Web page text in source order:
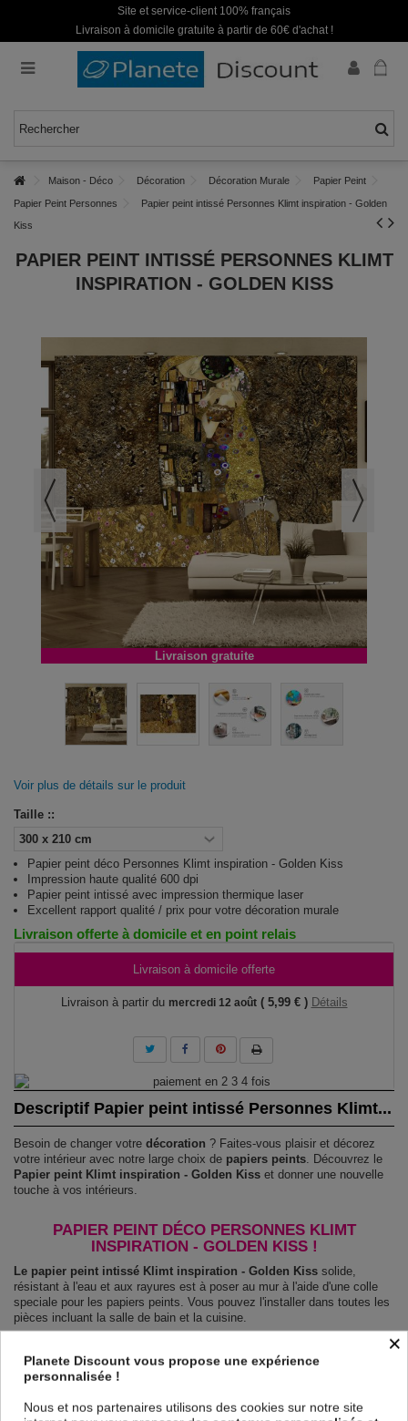
Site et service-client 100% français
Livraison à domicile gratuite à partir de 60€ d'achat !
Maison - Déco Décoration Décoration Murale Papier Peint
Papier Peint Personnes
Papier peint intissé Personnes Klimt inspiration - Golden
Kiss
PAPIER PEINT INTISSÉ PERSONNES KLIMT
INSPIRATION - GOLDEN KISS
Livraison gratuite
Voir plus de détails sur le produit
Taille ::
Papier peint déco Personnes Klimt inspiration - Golden Kiss
Impression haute qualité 600 dpi
Papier peint intissé avec impression thermique laser
Excellent rapport qualité / prix pour votre décoration murale
Livraison offerte à domicile et en point relais
Livraison à domicile offerte
Livraison à partir du mercredi 12 août ( 5,99 € ) Détails
Descriptif Papier peint intissé Personnes Klimt...
Besoin de changer votre décoration ? Faites-vous plaisir et décorez
votre intérieur avec notre large choix de papiers peints. Découvrez le
Papier peint Klimt inspiration - Golden Kiss et donner une nouvelle
touche à vos intérieurs.
PAPIER PEINT DÉCO PERSONNES KLIMT
INSPIRATION - GOLDEN KISS !
Le papier peint intissé Klimt inspiration - Golden Kiss solide,
résistant à l'eau et aux rayures est à poser au mur à l'aide d'une colle
speciale pour les papiers peints. Vous pouvez l'installer dans toutes les
pièces incluant la salle de bain et la cuisine.
est 100 % sûr, parfait même pour la chambre à coucher et la chambre
des enfants. Impression haute qualité : impression numérique en
résolution de 600dpi. Les couleurs sont vives et l’impression est
résistante à l'eau et très durable.
×
Planete Discount vous propose une expérience
personnalisée !
Nous et nos partenaires utilisons des cookies sur notre site